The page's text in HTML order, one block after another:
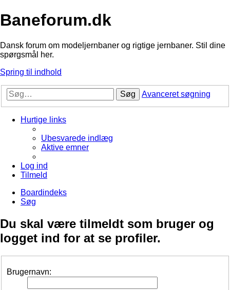
Baneforum.dk
Dansk forum om modeljernbaner og rigtige jernbaner. Stil dine
spørgsmål her.
Spring til indhold
Søg Avanceret søgning
Hurtige links
Ubesvarede indlæg
Aktive emner
Log ind
Tilmeld
Boardindeks
Søg
Du skal være tilmeldt som bruger og
logget ind for at se profiler.
Brugernavn: